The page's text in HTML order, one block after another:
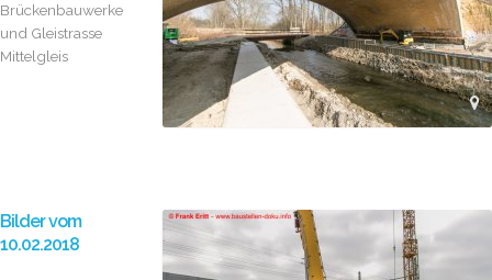
Brückenbauwerke
und Gleistrasse
Mittelgleis
Bilder vom
10.02.2018